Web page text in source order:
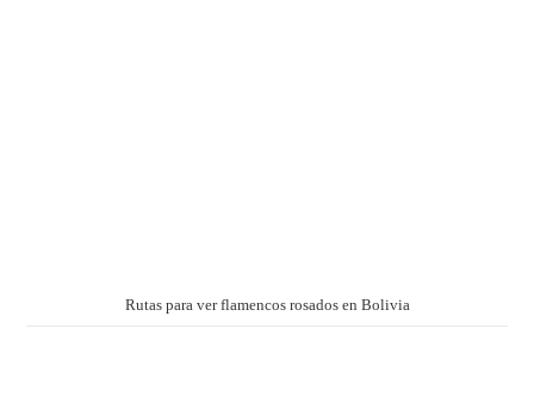
Rutas para ver flamencos rosados en Bolivia